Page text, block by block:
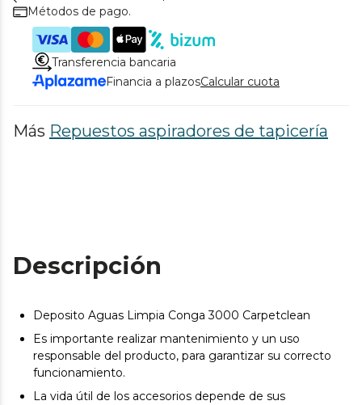
Métodos de pago.
Transferencia bancaria
Financia a plazosCalcular cuota
Más Repuestos aspiradores de tapicería
Descripción
Deposito Aguas Limpia Conga 3000 Carpetclean
Es importante realizar mantenimiento y un uso
responsable del producto, para garantizar su correcto
funcionamiento.
La vida útil de los accesorios depende de sus